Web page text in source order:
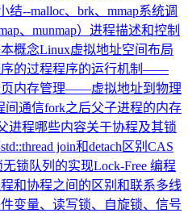
结--malloc、brk、mmap系统调
、munmap） 进程描述和控制
概念Linux虚拟地址空间布局
的过程程序的运行机制——
页内存管理——虚拟地址到物理
间通信fork之后父子进程的内存
进程哪些内容关于协程及其锁
std::thread join和detach区别 CAS
无锁队列的实现Lock-Free 编程
和协程之间的区别和联系多线
变量、读写锁、自旋锁、信号